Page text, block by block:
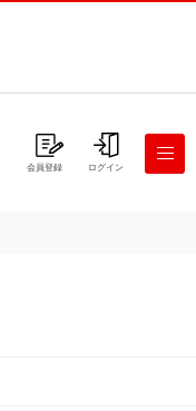
会員登録 ログイン